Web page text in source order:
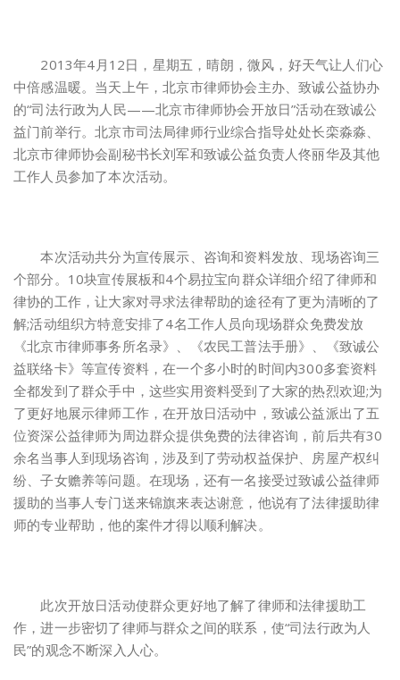
2013年4月12日，星期五，晴朗，微风，好天气让人们心
中倍感温暖。当天上午，北京市律师协会主办、致诚公益协办
的“司法行政为人民——北京市律师协会开放日”活动在致诚公
益门前举行。北京市司法局律师行业综合指导处处长栾淼淼、
北京市律师协会副秘书长刘军和致诚公益负责人佟丽华及其他
工作人员参加了本次活动。
本次活动共分为宣传展示、咨询和资料发放、现场咨询三
个部分。10块宣传展板和4个易拉宝向群众详细介绍了律师和
律协的工作，让大家对寻求法律帮助的途径有了更为清晰的了
解;活动组织方特意安排了4名工作人员向现场群众免费发放
《北京市律师事务所名录》、《农民工普法手册》、《致诚公
益联络卡》等宣传资料，在一个多小时的时间内300多套资料
全都发到了群众手中，这些实用资料受到了大家的热烈欢迎;为
了更好地展示律师工作，在开放日活动中，致诚公益派出了五
位资深公益律师为周边群众提供免费的法律咨询，前后共有30
余名当事人到现场咨询，涉及到了劳动权益保护、房屋产权纠
纷、子女赡养等问题。在现场，还有一名接受过致诚公益律师
援助的当事人专门送来锦旗来表达谢意，他说有了法律援助律
师的专业帮助，他的案件才得以顺利解决。
此次开放日活动使群众更好地了解了律师和法律援助工
作，进一步密切了律师与群众之间的联系，使“司法行政为人
民”的观念不断深入人心。